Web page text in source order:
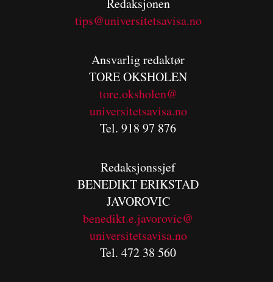
tips@universitetsavisa.no
Ansvarlig redaktør
TORE OKSHOLEN
tore.oksholen@
universitetsavisa.no
Tel. 918 97 876
Redaksjonssjef
BENEDIKTERIKSTAD
JAVOROVIC
benedikt.e.javorovic@
universitetsavisa.no
Tel. 472 38 560